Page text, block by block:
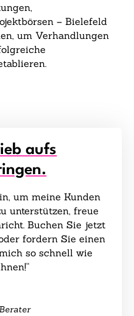
– Bielefeld
um Verhandlungen
aufs
um meine Kunden
unterstützen, freue
Buchen Sie jetzt
fordern Sie einen
so schnell wie